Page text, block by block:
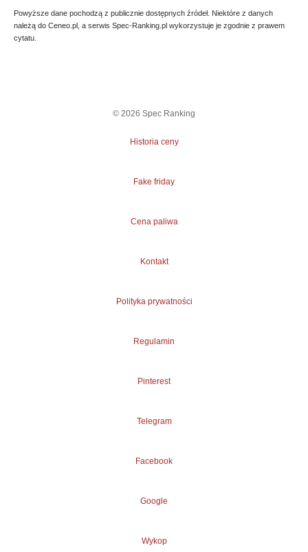
Powyższe dane pochodzą z publicznie dostępnych źródeł. Niektóre z danych
należą do Ceneo.pl, a serwis Spec-Ranking.pl wykorzystuje je zgodnie z prawem
cytatu.
© 2026 Spec Ranking
Historia ceny
Fake friday
Cena paliwa
Kontakt
Polityka prywatności
Regulamin
Pinterest
Telegram
Facebook
Google
Wykop